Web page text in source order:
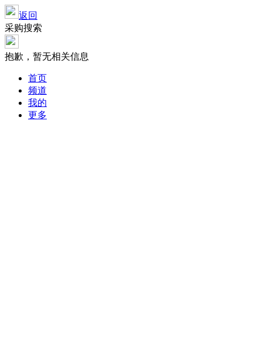
返回
采购搜索
抱歉，暂无相关信息
首页
频道
我的
更多